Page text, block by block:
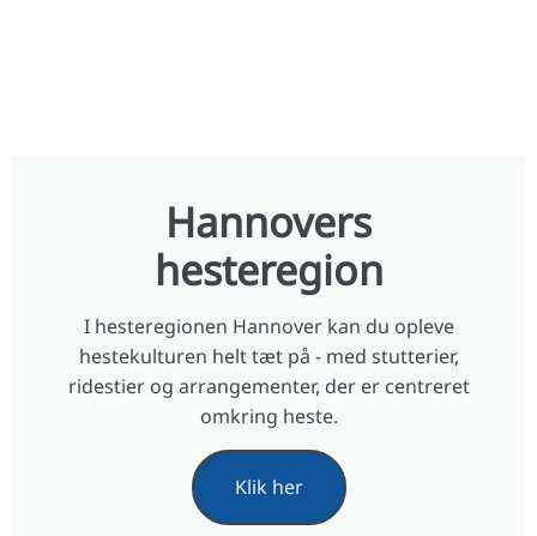
Hannovers
hesteregion
I hesteregionen Hannover kan du opleve
hestekulturen helt tæt på - med stutterier,
ridestier og arrangementer, der er centreret
omkring heste.
Klik her